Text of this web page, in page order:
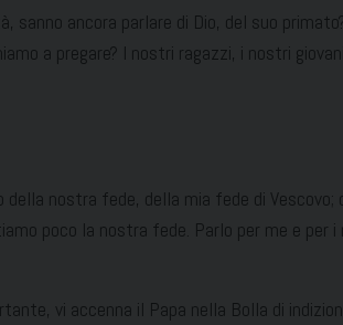
ancora parlare di Dio, del suo
a pregare? I nostri ragazzi, i nostri
della nostra fede, della mia fede di
poco la nostra fede. Parlo per me e per
vi accenna il Papa nella Bolla di